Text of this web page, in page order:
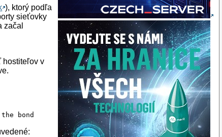
), ktorý podľa
sieťovky
začal
hostiteľov v
bond